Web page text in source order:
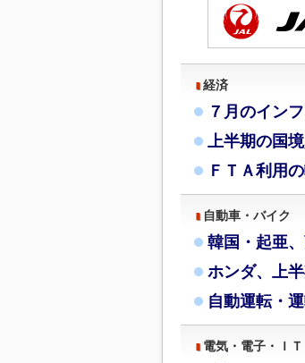
経済
７月のイン
上半期の国
ＦＴＡ利用
自動車・バイク
韓国・起亜
ホンダ、上
自動運転・
電気・電子・ＩＴ